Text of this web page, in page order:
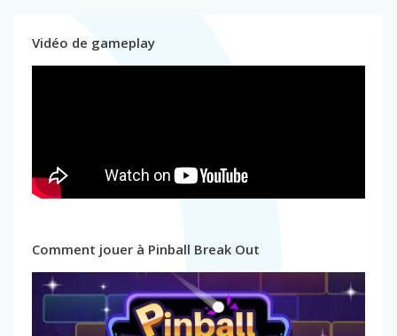
Vidéo de gameplay
Comment jouer à Pinball Break Out